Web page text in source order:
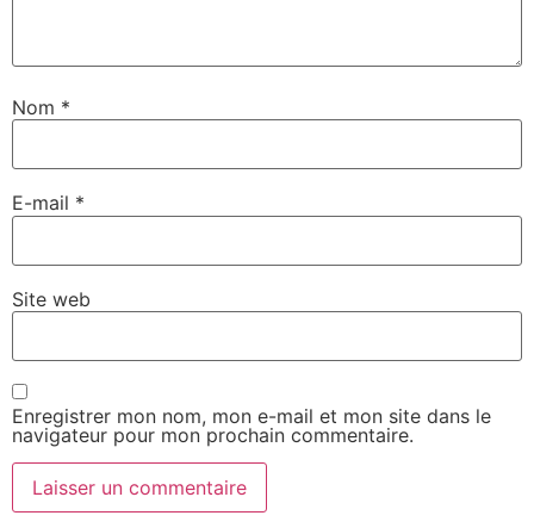
Nom *
E-mail *
Site web
Enregistrer mon nom, mon e-mail et mon site dans le
navigateur pour mon prochain commentaire.